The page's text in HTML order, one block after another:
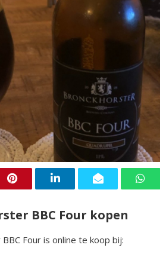
BBC Four kopen
Four is online te koop bij: